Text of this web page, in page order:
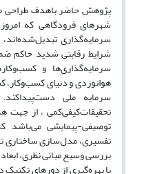
پژوهش حاضر باهدف طراحی
شهرهای فرودگاهی که
سرمایه‌گذاری
شرایط رقابتی شدید حاکم
سرمایه‌گذاری‌ها و
هوانوردی و دنیای کسب‌و‌کار،
سرمایه ملی
تحقیقات‌کیفی‌کمی ، از جهت
توصیفی-پیمایشی می‌باشد
بررسی وسیع مبانی نظری،